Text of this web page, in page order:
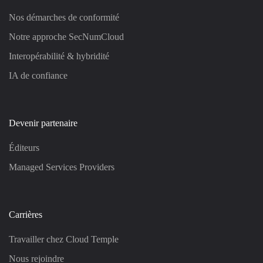
Nos démarches de conformité
Notre approche SecNumCloud
Interopérabilité & hybridité
IA de confiance
Devenir partenaire
Éditeurs
Managed Services Providers
Carrières
Travailler chez Cloud Temple
Nous rejoindre